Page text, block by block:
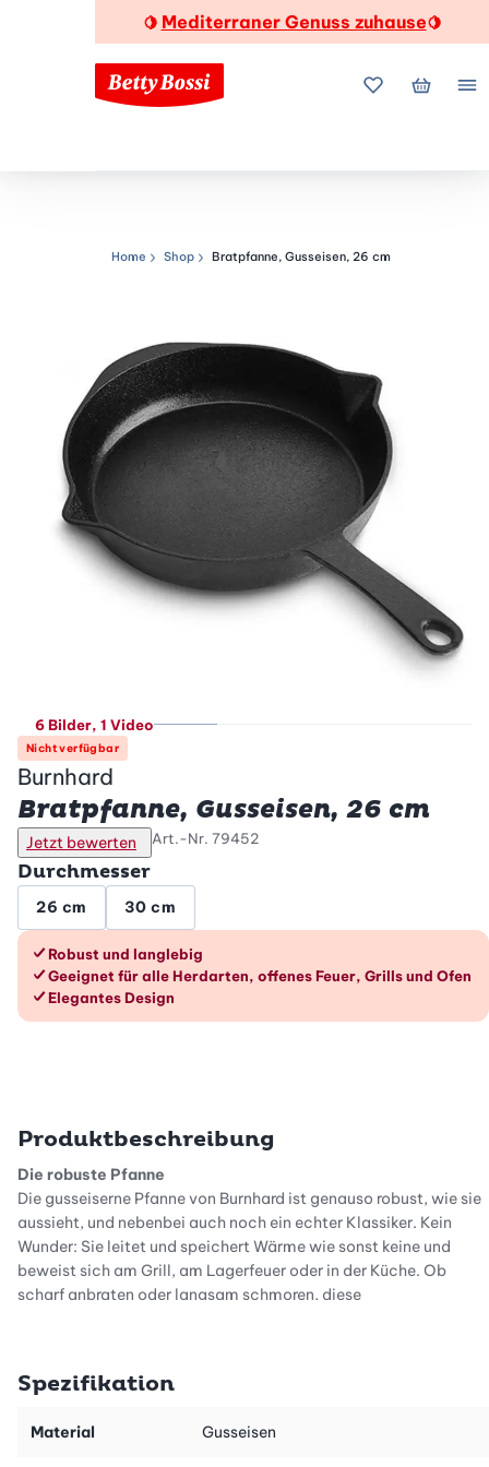
🍋 Mediterraner Genuss zuhause🍋
MeineMein
Navigationspfad
Home Shop Bratpfanne, Gusseisen, 26 cm
6 Bilder, 1 Video
Nicht verfügbar
Burnhard
Bratpfanne, Gusseisen, 26 cm
Jetzt bewerten Art.-Nr. 79452
Durchmesser
26 cm 30 cm
Die Vorteile im Überblick
Robust und langlebig
Geeignet für alle Herdarten, offenes Feuer, Grills und Ofen
Elegantes Design
Produktbeschreibung
Die robuste Pfanne
Die gusseiserne Pfanne von Burnhard ist genauso robust, wie sie
aussieht, und nebenbei auch noch ein echter Klassiker. Kein
Wunder: Sie leitet und speichert Wärme wie sonst keine und
beweist sich am Grill, am Lagerfeuer oder in der Küche. Ob
scharf anbraten oder langsam schmoren, diese
Die 2,7 kg schwere Pfanne aus Gusseisen ist unverwüstlich,
Durchmesser sowohl auf Gas- und Kohlegrill als auch auf dem
Spezifikation
Material Gusseisen